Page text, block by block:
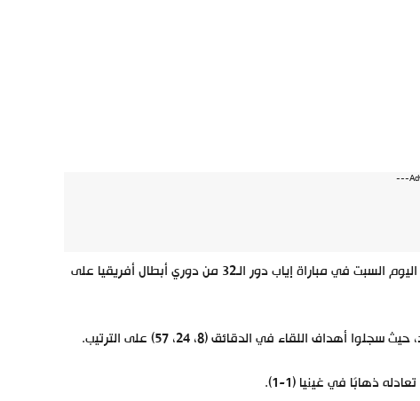
حقق الوداد المغربي فوزًا ساحقًا على ضيفه هافيا كوناكري الغيني (3-0) اليوم السبت في مباراة إياب دور الـ32 من دوري أبطال أفريقيا على
اللقاء في الدقائق (8، 24، 57) على الترتيب.
ذهابًا في غينيا (1-1).